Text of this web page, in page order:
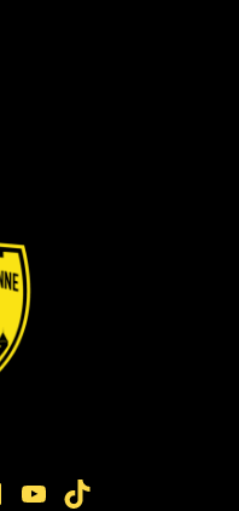
YouTube TikTok